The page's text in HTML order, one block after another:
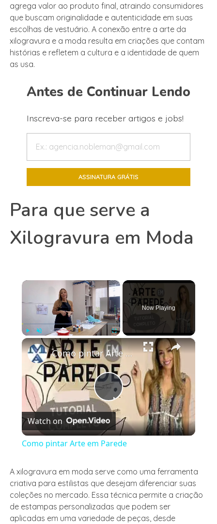
agrega valor ao produto final, atraindo consumidores
que buscam originalidade e autenticidade em suas
escolhas de vestuário. A conexão entre a arte da
xilogravura e a moda resulta em criações que contam
histórias e refletem a cultura e a identidade de quem
as usa.
Antes de Continuar Lendo
Inscreva-se para receber artigos e jobs!
Para que serve a
Xilogravura em Moda
×
Unmute
Now Playing
×
Play
Video
Como pintar Arte em Parede
Watch on
Como pintar Arte em Parede
A xilogravura em moda serve como uma ferramenta
criativa para estilistas que desejam diferenciar suas
coleções no mercado. Essa técnica permite a criação
de estampas personalizadas que podem ser
aplicadas em uma variedade de peças, desde